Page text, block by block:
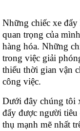
Tin
tức
Liên
hệ
Những chiếc xe
quan trọng của
hàng hóa. Những
trong việc giải
thiểu thời gian vận
công việc.
Dưới đây chúng tôi
đẩy được người
thụ mạnh mẽ nhất